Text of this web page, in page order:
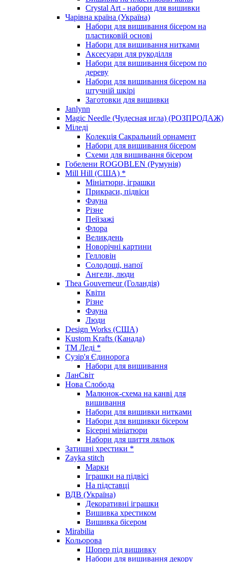
Crystal Art - набори для вишивки
Чарівна країна (Україна)
Набори для вишивання бісером на
пластиковій основі
Набори для вишивання нитками
Аксесуари для рукоділля
Набори для вишивання бісером по
дереву
Набори для вишивання бісером на
штучній шкірі
Заготовки для вишивки
Janlynn
Magic Needle (Чудесная игла) (РОЗПРОДАЖ)
Міледі
Колекція Сакральний орнамент
Набори для вишивання бісером
Схеми для вишивання бісером
Гобелени ROGOBLEN (Румунія)
Mill Hill (США) *
Мініатюри, іграшки
Прикраси, підвіси
Фауна
Різне
Пейзажі
Флора
Великдень
Новорічні картини
Гелловін
Солодощі, напої
Ангели, люди
Thea Gouverneur (Голандія)
Квіти
Різне
Фауна
Люди
Design Works (США)
Kustom Krafts (Канада)
ТМ Леді *
Сузір'я Єдинорога
Набори для вишивання
ЛанСвіт
Нова Слобода
Малюнок-схема на канві для
вишивання
Набори для вишивки нитками
Набори для вишивки бісером
Бісерні мініатюри
Набори для шиття ляльок
Затишні хрестики *
Zayka stitch
Марки
Іграшки на підвісі
На підставці
ВДВ (Україна)
Декоративні іграшки
Вишивка хрестиком
Вишивка бісером
Mirabilia
Кольорова
Шопер під вишивку
Набори для вишивання декору